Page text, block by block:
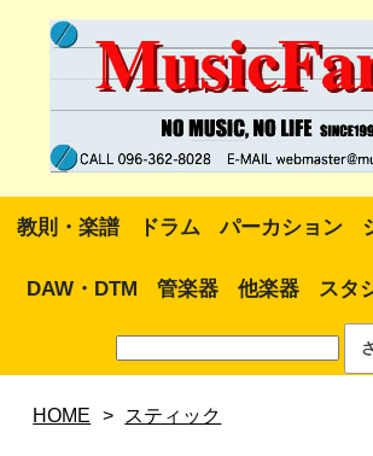
教則・楽譜 ドラム パーカション
DAW・DTM 管楽器 他楽器 スタ
HOME > スティック